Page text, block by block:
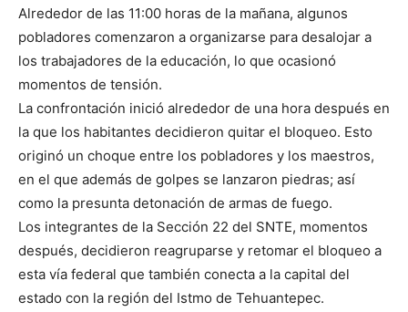
Alrededor de las 11:00 horas de la mañana, algunos
pobladores comenzaron a organizarse para desalojar a
los trabajadores de la educación, lo que ocasionó
momentos de tensión.
La confrontación inició alrededor de una hora después en
la que los habitantes decidieron quitar el bloqueo. Esto
originó un choque entre los pobladores y los maestros,
en el que además de golpes se lanzaron piedras; así
como la presunta detonación de armas de fuego.
Los integrantes de la Sección 22 del SNTE, momentos
después, decidieron reagruparse y retomar el bloqueo a
esta vía federal que también conecta a la capital del
estado con la región del Istmo de Tehuantepec.